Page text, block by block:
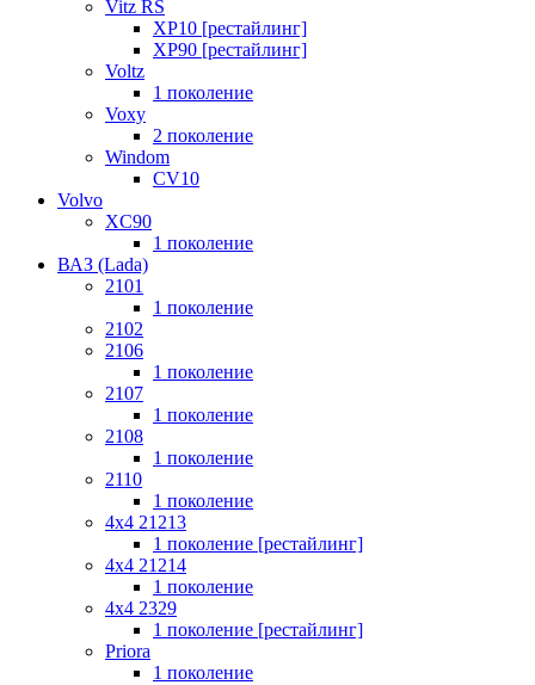
Vitz RS
XP10 [рестайлинг]
XP90 [рестайлинг]
Voltz
1 поколение
Voxy
2 поколение
Windom
СV10
Volvo
XC90
1 поколение
ВАЗ (Lada)
2101
1 поколение
2102
2106
1 поколение
2107
1 поколение
2108
1 поколение
2110
1 поколение
4x4 21213
1 поколение [рестайлинг]
4x4 21214
1 поколение
4x4 2329
1 поколение [рестайлинг]
Priora
1 поколение